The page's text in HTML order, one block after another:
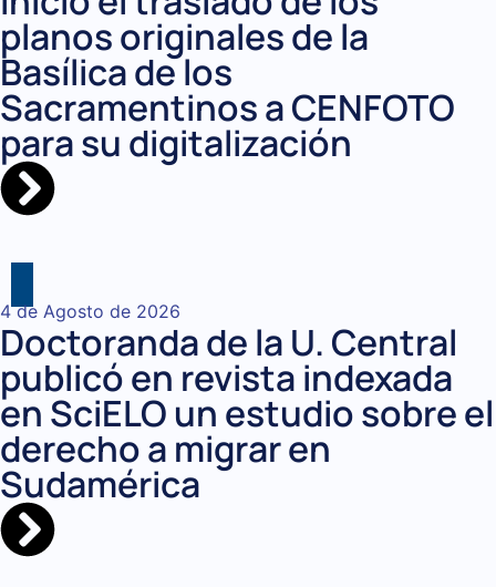
planos originales de la
Basílica de los
Sacramentinos a CENFOTO
para su digitalización
4 de Agosto de 2026
Doctoranda de la U. Central
publicó en revista indexada
en SciELO un estudio sobre el
derecho a migrar en
Sudamérica